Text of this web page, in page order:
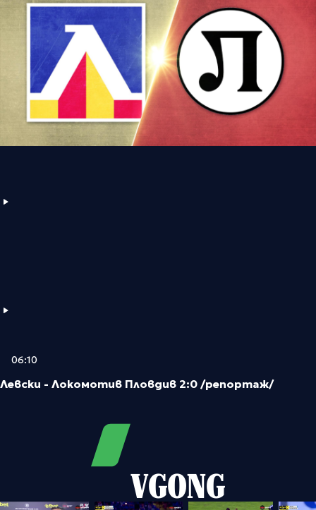
06:10
Левски - Локомотив Пловдив 2:0 /репортаж/
VGONG